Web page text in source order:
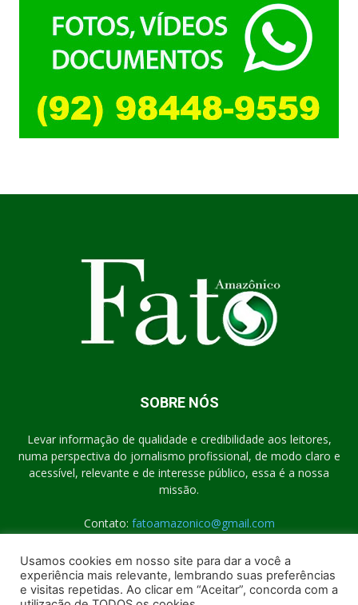
SOBRE NÓS
Levar informação de qualidade e credibilidade aos leitores,
numa perspectiva do jornalismo profissional, de modo claro e
acessível, relevante e de interesse público, essa é a nossa
missão.
Contato: fatoamazonico@gmail.com
SIGA-NOS
Usamos cookies em nosso site para dar a você a
experiência mais relevante, lembrando suas preferências
e visitas repetidas. Ao clicar em “Aceitar”, concorda com a